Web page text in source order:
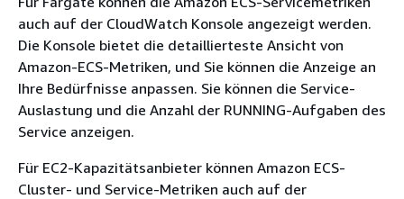
auch auf der CloudWatch Konsole angezeigt werden.
Die Konsole bietet die detaillierteste Ansicht von
Amazon-ECS-Metriken, und Sie können die Anzeige an
Ihre Bedürfnisse anpassen. Sie können die Service-
Auslastung und die Anzahl der RUNNING-Aufgaben des
Service anzeigen.
Für EC2-Kapazitätsanbieter können Amazon ECS-
Cluster- und Service-Metriken auch auf der